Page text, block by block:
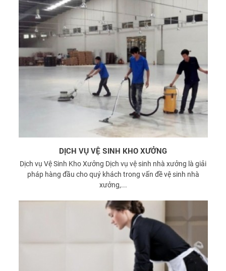
DỊCH VỤ VỆ SINH KHO XƯỞNG
Dịch vụ Vệ Sinh Kho Xưởng Dịch vụ vệ sinh nhà xưởng là giải
pháp hàng đầu cho quý khách trong vấn đề vệ sinh nhà
xưởng,...